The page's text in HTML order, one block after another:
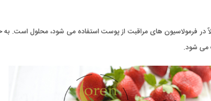
در فرمولاسیون های مراقبت از پوست استفاده می شود، محلول است. به
می شود.